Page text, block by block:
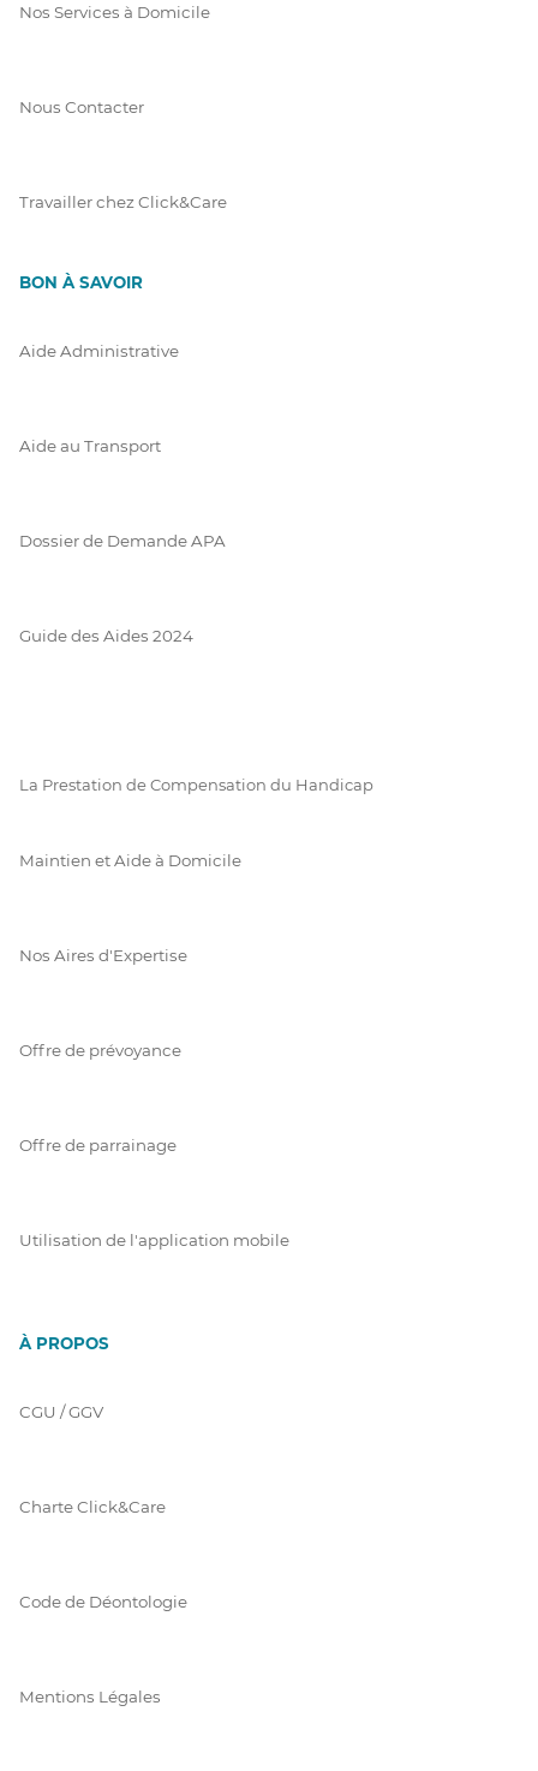
Nos Services à Domicile
Nous Contacter
Travailler chez Click&Care
BON À SAVOIR
Aide Administrative
Aide au Transport
Dossier de Demande APA
Guide des Aides 2024
La Prestation de Compensation du Handicap
Maintien et Aide à Domicile
Nos Aires d'Expertise
Offre de prévoyance
Offre de parrainage
Utilisation de l'application mobile
À PROPOS
CGU / GGV
Charte Click&Care
Code de Déontologie
Mentions Légales